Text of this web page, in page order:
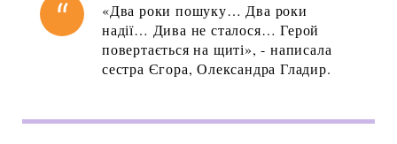
«Два роки пошуку… Два роки
надії… Дива не сталося… Герой
повертається на щиті», - написала
сестра Єгора, Олександра Гладир.